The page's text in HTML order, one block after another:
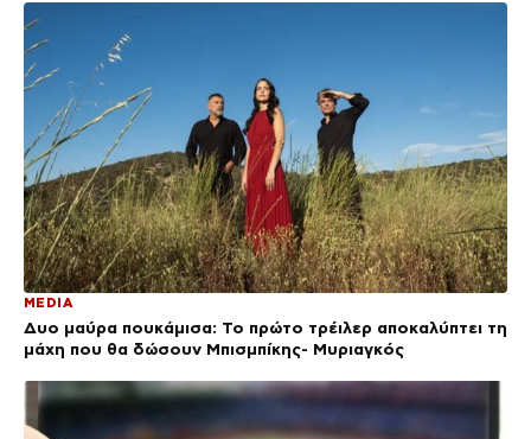
MEDIA
Δυο μαύρα πουκάμισα: Το πρώτο τρέιλερ αποκαλύπτει τη
μάχη που θα δώσουν Μπισμπίκης- Μυριαγκός